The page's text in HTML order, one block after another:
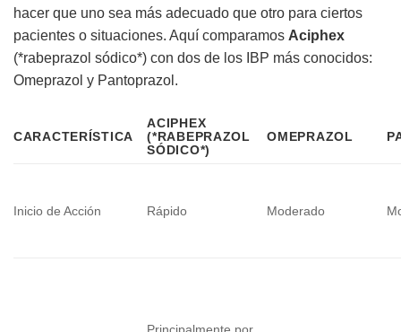
hacer que uno sea más adecuado que otro para ciertos
pacientes o situaciones. Aquí comparamos Aciphex
(*rabeprazol sódico*) con dos de los IBP más conocidos:
Omeprazol y Pantoprazol.
CARACTERÍSTICA
ACIPHEX
(*RABEPRAZOL
SÓDICO*)
OMEPRAZOL
Inicio de Acción Rápido Moderado